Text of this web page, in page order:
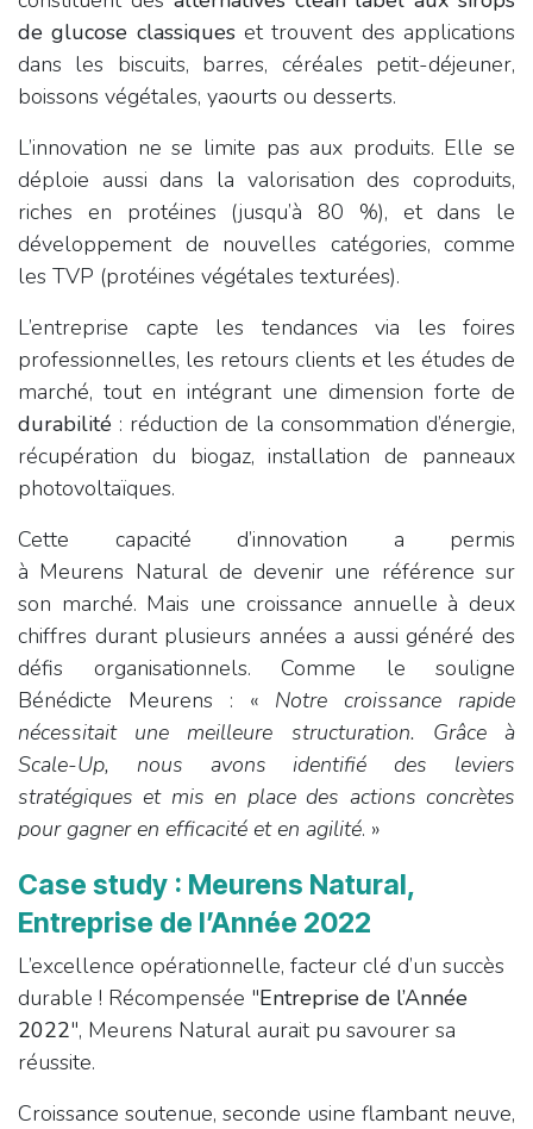
de glucose classiqueset trouvent des applications
dans les biscuits, barres, céréales petit-déjeuner,
boissons végétales, yaourts ou desserts.
L’innovation ne se limite pas aux produits. Elle se
déploie aussi dans la valorisation des coproduits,
riches en protéines (jusqu’à 80 %), et dans le
développement de nouvelles catégories, comme
les TVP (protéines végétales texturées).
L’entreprise capte les tendances via les foires
professionnelles, les retours clients et les études de
marché, tout en intégrant une dimension forte de
durabilité : réduction de la consommation d’énergie,
récupération du biogaz, installation de panneaux
photovoltaïques.
Cette capacité d’innovation a permis
à Meurens Natural de devenir une référence sur
son marché. Mais une croissance annuelle à deux
chiffres durant plusieurs années a aussi généré des
défis organisationnels. Comme le souligne
Bénédicte Meurens : « Notre croissance rapide
nécessitait une meilleure structuration. Grâce à
Scale-Up, nous avons identifié des leviers
stratégiques et mis en place des actions concrètes
pour gagner en efficacité et en agilité. »
Case study : Meurens Natural,
Entreprise de l’Année 2022
L’excellence opérationnelle, facteur clé d’un succès
durable ! Récompensée "Entreprise de l’Année
2022", Meurens Natural aurait pu savourer sa
réussite.
Croissance soutenue, seconde usine flambant neuve,